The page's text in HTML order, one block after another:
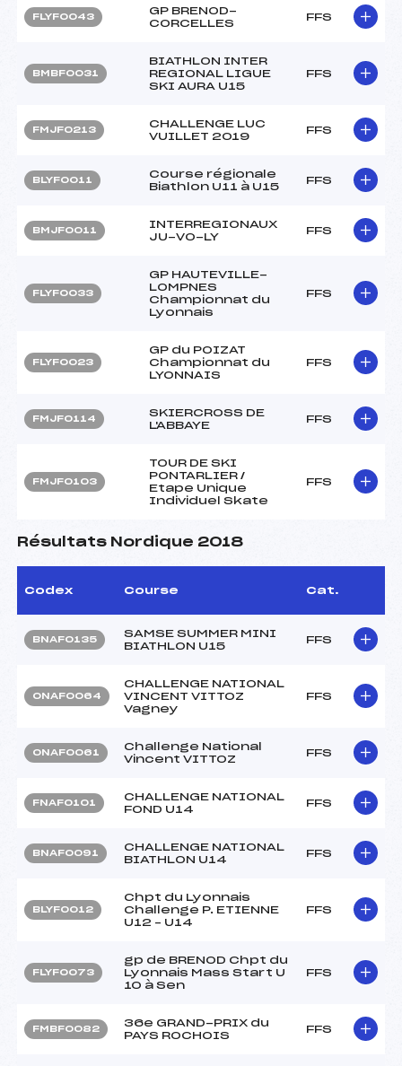
FLYF0043
GP BRENOD-
CORCELLES
FFS
BMBF0031
BIATHLON INTER
REGIONAL LIGUE
SKI AURA U15
FFS
FMJF0213
CHALLENGE LUC
VUILLET 2019
FFS
BLYF0011
Course régionale
Biathlon U11 à U15
FFS
BMJF0011
INTERREGIONAUX
JU-VO-LY
FFS
FLYF0033
GP HAUTEVILLE-
LOMPNES
Championnat du
Lyonnais
FFS
FLYF0023
GP du POIZAT
Championnat du
LYONNAIS
FFS
FMJF0114
SKIERCROSS DE
L'ABBAYE
FFS
FMJF0103
TOUR DE SKI
PONTARLIER /
Etape Unique
Individuel Skate
FFS
Résultats Nordique 2018
Codex Course Cat.
BNAF0135
SAMSE SUMMER MINI
BIATHLON U15
FFS
ONAF0064
CHALLENGE NATIONAL
VINCENT VITTOZ
Vagney
FFS
ONAF0061
Challenge National
Vincent VITTOZ
FFS
FNAF0101
CHALLENGE NATIONAL
FOND U14
FFS
BNAF0091
CHALLENGE NATIONAL
BIATHLON U14
FFS
BLYF0012
Chpt du Lyonnais
Challenge P. ETIENNE
U12 – U14
FFS
FLYF0073
gp de BRENOD Chpt du
Lyonnais Mass Start U
10 à Sen
FFS
FMBF0082
36e GRAND-PRIX du
PAYS ROCHOIS
FFS